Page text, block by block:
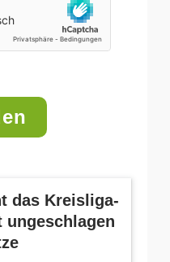
das Kreisliga-
ungeschlagen